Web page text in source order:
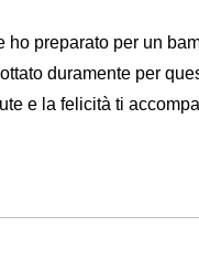
ho preparato per un
duramente per
e la felicità ti